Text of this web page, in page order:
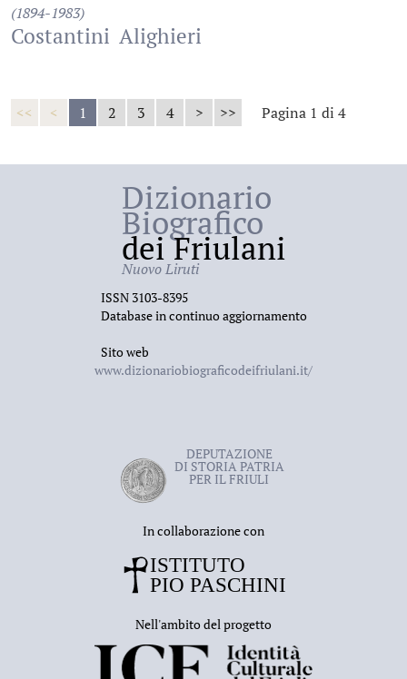
(1894-1983)
Costantini Alighieri
<< < 1 2 3 4 > >> Pagina 1 di 4
Dizionario
Biografico
dei Friulani
Nuovo Liruti
ISSN 3103-8395
Database in continuo aggiornamento
Sito web
www.dizionariobiograficodeifriulani.it/
DEPUTAZIONE
DI STORIA PATRIA
PER IL FRIULI
In collaborazione con
Nell'ambito del progetto